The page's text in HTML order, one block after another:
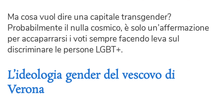
Ma cosa vuol dire una capitale transgender?
Probabilmente il nulla cosmico, è solo un’affermazione
per accaparrarsi i voti sempre facendo leva sul
discriminare le persone LGBT+.
L’ideologia gender del vescovo di
Verona